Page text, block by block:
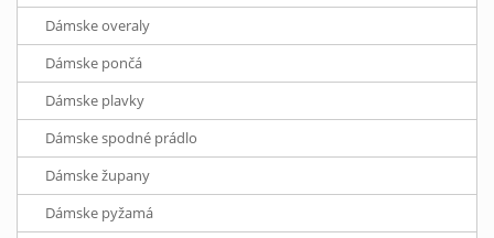
Dámske overaly
Dámske pončá
Dámske plavky
Dámske spodné prádlo
Dámske župany
Dámske pyžamá